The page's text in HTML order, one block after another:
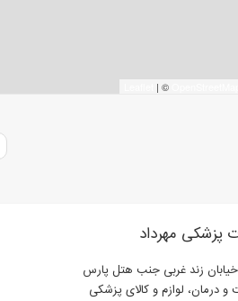
| ©
پزشکی مهرداد
خیابان زند غربی جنب هتل پارس
و درمان، لوازم و کالای پزشکی